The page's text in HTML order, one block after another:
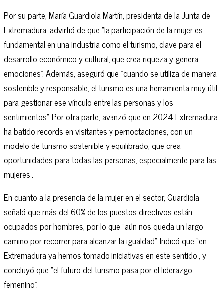
Por su parte, María Guardiola Martín, presidenta de la Junta de
Extremadura, advirtió de que “la participación de la mujer es
fundamental en una industria como el turismo, clave para el
desarrollo económico y cultural, que crea riqueza y genera
emociones”. Además, aseguró que “cuando se utiliza de manera
sostenible y responsable, el turismo es una herramienta muy útil
para gestionar ese vínculo entre las personas y los
sentimientos”. Por otra parte, avanzó que en 2024 Extremadura
ha batido records en visitantes y pernoctaciones, con un
modelo de turismo sostenible y equilibrado, que crea
oportunidades para todas las personas, especialmente para las
mujeres”.
En cuanto a la presencia de la mujer en el sector, Guardiola
señaló que más del 60% de los puestos directivos están
ocupados por hombres, por lo que “aún nos queda un largo
camino por recorrer para alcanzar la igualdad”. Indicó que “en
Extremadura ya hemos tomado iniciativas en este sentido”, y
concluyó que “el futuro del turismo pasa por el liderazgo
femenino”.